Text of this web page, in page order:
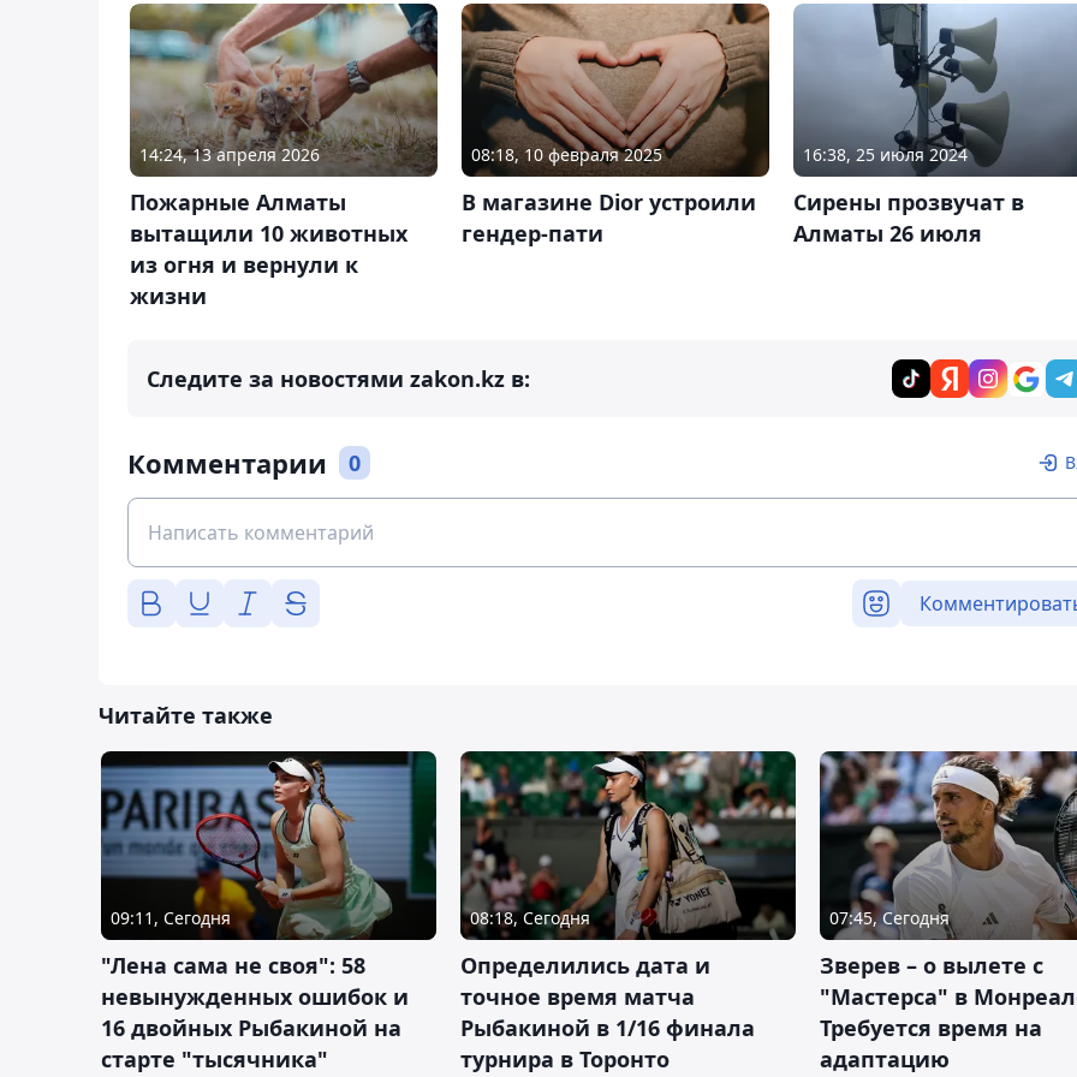
14:24, 13 апреля 2026
Пожарные Алматы
вытащили 10 животных
из огня и вернули к
жизни
08:18, 10 февраля 2025
В магазине Dior устроили
гендер-пати
16:38, 25 июля 2024
Сирены прозвучат в
Алматы 26 июля
Следите за новостями zakon.kz в:
Комментарии 0
Читайте также
09:11, Сегодня
"Лена сама не своя": 58
невынужденных ошибок и
16 двойных Рыбакиной на
старте "тысячника"
08:18, Сегодня
Определились дата и
точное время матча
Рыбакиной в 1/16 финала
турнира в Торонто
07:45, Сегодня
Зверев – о вылете с
"Мастерса" в
Требуется время на
адаптацию